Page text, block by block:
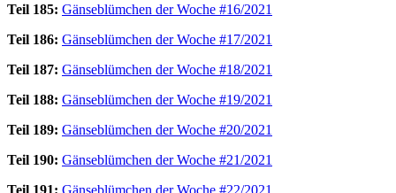
Teil 185: Gänseblümchen der Woche #16/2021
Teil 186: Gänseblümchen der Woche #17/2021
Teil 187: Gänseblümchen der Woche #18/2021
Teil 188: Gänseblümchen der Woche #19/2021
Teil 189: Gänseblümchen der Woche #20/2021
Teil 190: Gänseblümchen der Woche #21/2021
Teil 191: Gänseblümchen der Woche #22/2021